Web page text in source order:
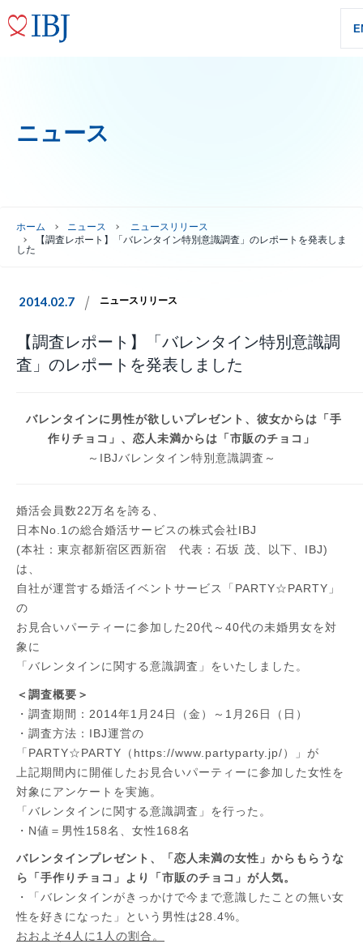
ニュース
ホーム ニュース
ニュースリリース
【調査レポート】「バレンタイン特別意識調査」のレポートを発表しま
した
2014.02.7 ニュースリリース
【調査レポート】「バレンタイン特別意識調
査」のレポートを発表しました
バレンタインに男性が欲しいプレゼント、彼女からは「手
作りチョコ」、恋人未満からは「市販のチョコ」
～IBJバレンタイン特別意識調査～
婚活会員数22万名を誇る、
日本No.1の総合婚活サービスの株式会社IBJ
(本社：東京都新宿区西新宿 代表：石坂 茂、以下、IBJ)
は、
自社が運営する婚活イベントサービス「PARTY☆PARTY」
の
お見合いパーティーに参加した20代～40代の未婚男女を対
象に
「バレンタインに関する意識調査」をいたしました。
＜調査概要＞
・調査期間：2014年1月24日（金）～1月26日（日）
・調査方法：IBJ運営の
「PARTY☆PARTY（https://www.partyparty.jp/）」が
上記期間内に開催したお見合いパーティーに参加した女性を
対象にアンケートを実施。
「バレンタインに関する意識調査」を行った。
・N値＝男性158名、女性168名
バレンタインプレゼント、「恋人未満の女性」からもらうな
ら「手作りチョコ」より「市販のチョコ」が人気。
・「バレンタインがきっかけで今まで意識したことの無い女
性を好きになった」という男性は28.4%。
おおよそ4人に1人の割合。